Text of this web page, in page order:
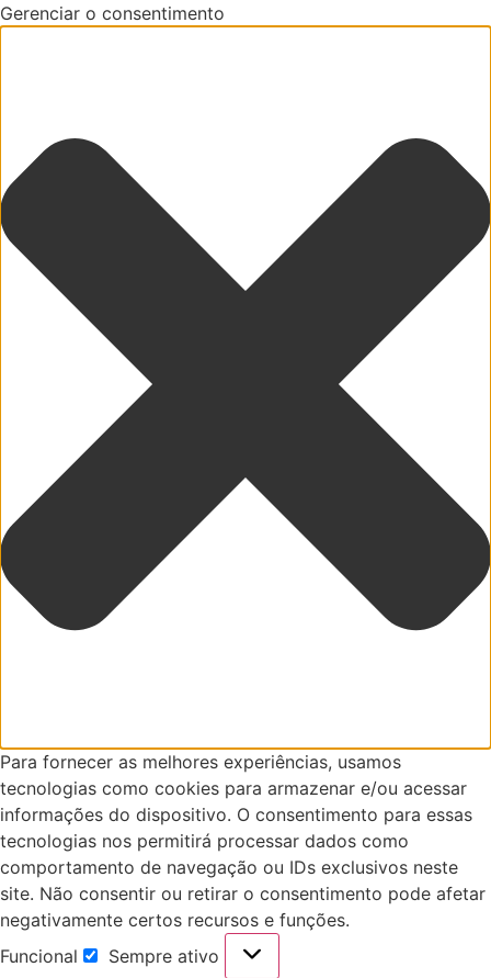
Gerenciar o consentimento
Para fornecer as melhores experiências, usamos
tecnologias como cookies para armazenar e/ou acessar
informações do dispositivo. O consentimento para essas
tecnologias nos permitirá processar dados como
comportamento de navegação ou IDs exclusivos neste
site. Não consentir ou retirar o consentimento pode afetar
negativamente certos recursos e funções.
Funcional
Funcional
Sempre ativo